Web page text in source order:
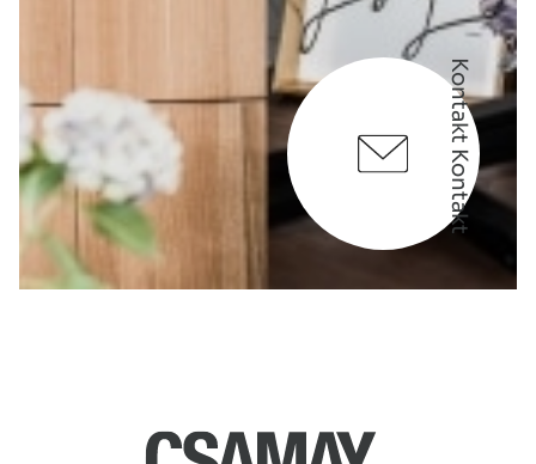
Kontakt Kontakt